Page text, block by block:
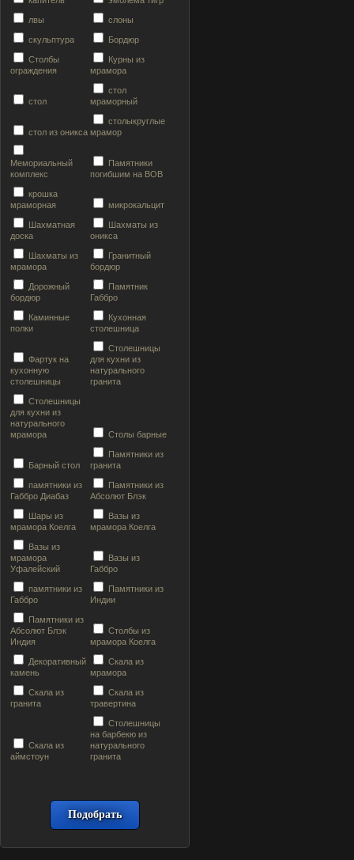
лвы слоны
скульптура Бордюр
Столбы
ограждения
Курны из
мрамора
стол
стол
мраморный
стол из оникса
столыкруглые
мрамор
Мемориальный
комплекс
Памятники
погибшим на ВОВ
крошка
мраморная
микрокальцит
Шахматная
доска
Шахматы из
оникса
Шахматы из
мрамора
Гранитный
бордюр
Дорожный
бордюр
Памятник
Габбро
Каминные
полки
Кухонная
столешница
Фартук на
кухонную
столешницы
Столешницы
для кухни из
натурального
гранита
Столешницы
для кухни из
натурального
мрамора
Столы барные
Барный стол
Памятники из
гранита
памятники из
Габбро Диабаз
Памятники из
Абсолют Блэк
Шары из
мрамора Коелга
Вазы из
мрамора Коелга
Вазы из
мрамора
Уфалейский
Вазы из
Габбро
памятники из
Габбро
Памятники из
Индии
Памятники из
Абсолют Блэк
Индия
Столбы из
мрамора Коелга
Декоративный
камень
Скала из
мрамора
Скала из
гранита
Скала из
травертина
Скала из
аймстоун
Столешницы
на барбекю из
натурального
гранита